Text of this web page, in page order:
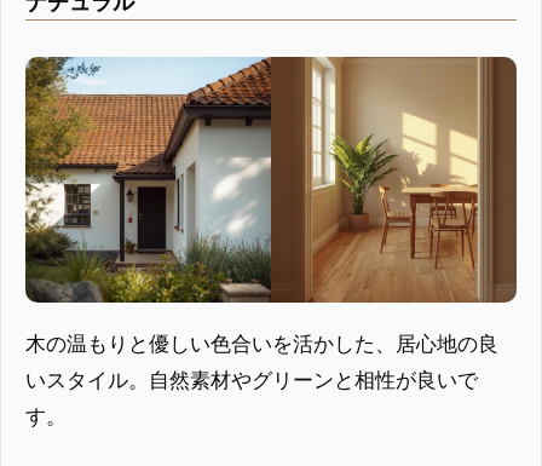
木の温もりと優しい色合いを活かした、居心地の良
いスタイル。自然素材やグリーンと相性が良いで
す。